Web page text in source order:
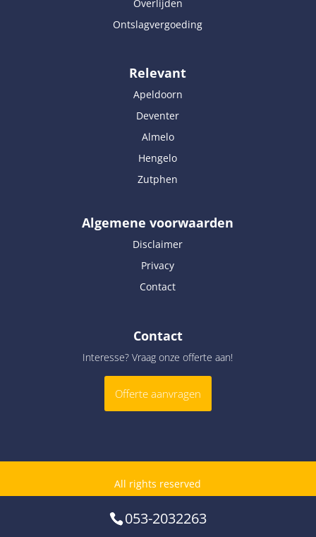
Overlijden
Ontslagvergoeding
Relevant
Apeldoorn
Deventer
Almelo
Hengelo
Zutphen
Algemene voorwaarden
Disclaimer
Privacy
Contact
Contact
Interesse? Vraag onze offerte aan!
Offerte aanvragen
All rights reserved
053-2032263